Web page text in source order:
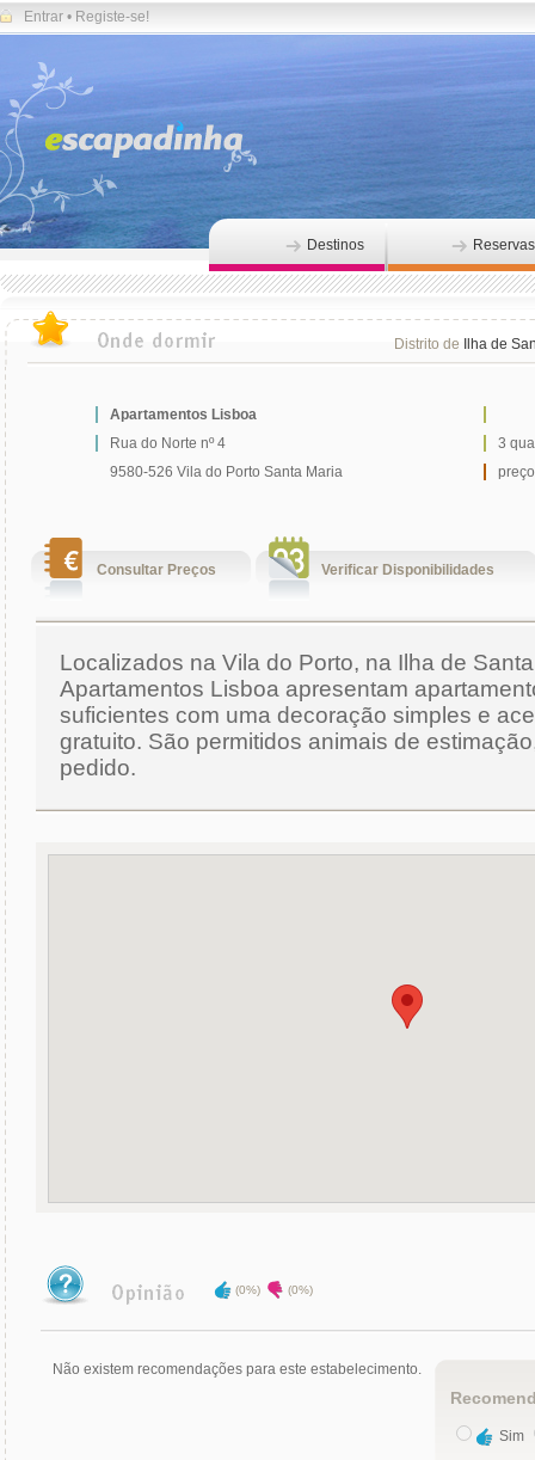
Entrar • Registe-se!
Destinos Reservas
Distrito de Ilha de
Apartamentos Lisboa
Rua do Norte nº 4
3
9580-526 Vila do Porto Santa Maria
Consultar Preços Verificar Disponibilidades
Localizados na Vila do Porto, na Ilha de
Apartamentos Lisboa apresentam
suficientes com uma decoração simples e
gratuito. São permitidos animais de
pedido.
(0%) (0%)
Não existem recomendações para este estabelecimento.
Sim